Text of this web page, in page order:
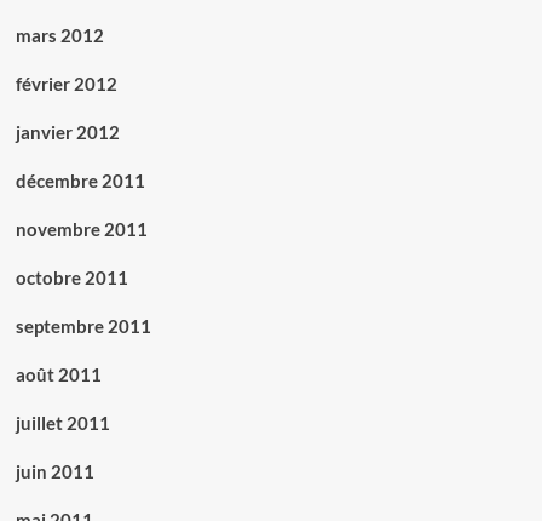
mars 2012
février 2012
janvier 2012
décembre 2011
novembre 2011
octobre 2011
septembre 2011
août 2011
juillet 2011
juin 2011